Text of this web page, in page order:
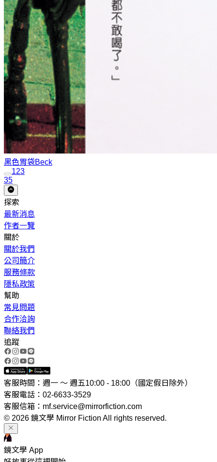
黑色胃袋Beck
123
35
探索
最新消息
作者一覽
關於
關於我們
公司簡介
服務條款
隱私政策
幫助
常見問題
合作洽詢
聯絡我們
追蹤
客服時間：週一 ～ 週五10:00 - 18:00（國定假日除外）
客服電話：02-6633-3529
客服信箱：mf.service@mirrorfiction.com
© 2026 鏡文學 Mirror Fiction All rights reserved.
鏡文學 App